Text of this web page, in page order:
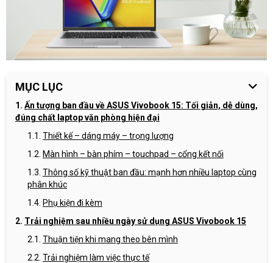
MỤC LỤC
Ấn tượng ban đầu về ASUS Vivobook 15: Tối giản, dễ dùng,
đúng chất laptop văn phòng hiện đại
Thiết kế – dáng máy – trọng lượng
Màn hình – bàn phím – touchpad – cổng kết nối
Thông số kỹ thuật ban đầu: mạnh hơn nhiều laptop cùng
phân khúc
Phụ kiện đi kèm
Trải nghiệm sau nhiều ngày sử dụng ASUS Vivobook 15
Thuận tiện khi mang theo bên mình
Trải nghiệm làm việc thực tế